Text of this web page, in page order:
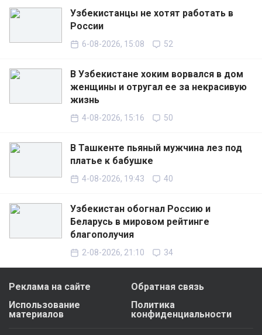
Узбекистанцы не хотят работать в
России
6-08-2026, 15:08 52
В Узбекистане хоким ворвался в дом
женщины и отругал ее за некрасивую
жизнь
4-08-2026, 15:16 50
В Ташкенте пьяный мужчина лез под
платье к бабушке
4-08-2026, 19:43 40
Узбекистан обогнал Россию и
Беларусь в мировом рейтинге
благополучия
2-08-2026, 21:10 34
Реклама на сайте
Обратная связь
Использование
материалов
Политика
конфиденциальности